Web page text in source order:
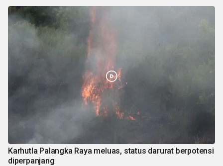
Karhutla Palangka Raya meluas, status darurat berpotensi
diperpanjang